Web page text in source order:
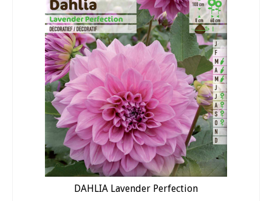
DAHLIA Lavender Perfection